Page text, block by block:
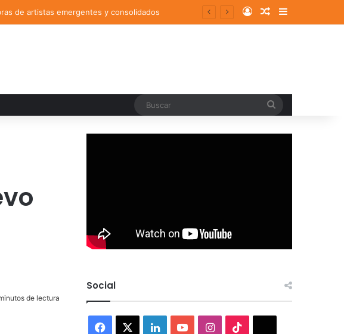
de artistas emergentes y consolidados Log InRandom Article
Sidebar
de lectura
Social
Facebook LinkedInYouTubeInstagram